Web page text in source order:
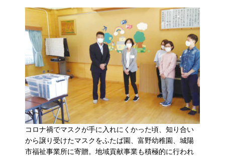
コロナ禍でマスクが手に入れにくかった頃、知り合い
から譲り受けたマスクをふたば園、富野幼稚園、城陽
市福祉事業所に寄贈。地域貢献事業も積極的に行われ